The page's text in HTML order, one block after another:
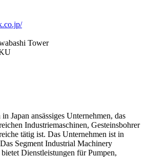
Tower
Japan ansässiges Unternehmen, das
Industriemaschinen, Gesteinsbohrer
tätig ist. Das Unternehmen ist in
Segment Industrial Machinery
Dienstleistungen für Pumpen,